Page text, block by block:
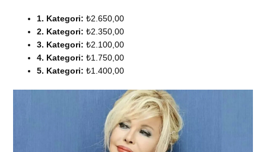
1. Kategori: ₺2.650,00
2. Kategori: ₺2.350,00
3. Kategori: ₺2.100,00
4. Kategori: ₺1.750,00
5. Kategori: ₺1.400,00